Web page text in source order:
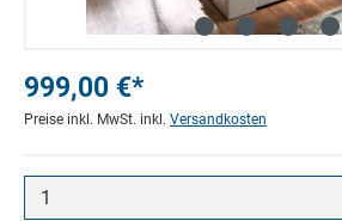
999,00 €*
Preise inkl. MwSt. inkl. Versandkosten